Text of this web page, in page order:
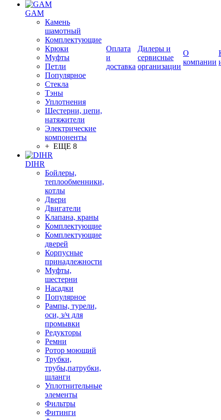
GAM
Камень
шамотный
Комплектующие
Крюки
Муфты
Петли
Популярное
Стекла
Тэны
Уплотнения
Шестерни, цепи,
натяжители
Электрические
компоненты
+ ЕЩЕ 8
DIHR
Бойлеры,
теплообменники,
котлы
Двери
Двигатели
Клапана, краны
Комплектующие
Комплектующие
дверей
Корпусные
принадлежности
Муфты,
шестерни
Насадки
Популярное
Рампы, турели,
оси, з/ч для
промывки
Редукторы
Ремни
Ротор моющий
Трубки,
трубы,патрубки,
шланги
Уплотнительные
элементы
Фильтры
Фитинги
Оплата
и
доставка
Дилеры и
сервисные
организации
О
компании